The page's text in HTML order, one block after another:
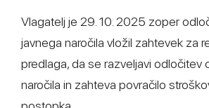
Vlagatelj je 29. 10. 2025 zoper
javnega naročila vložil zahtevek za
predlaga, da se razveljavi odločitev
naročila in zahteva povračilo